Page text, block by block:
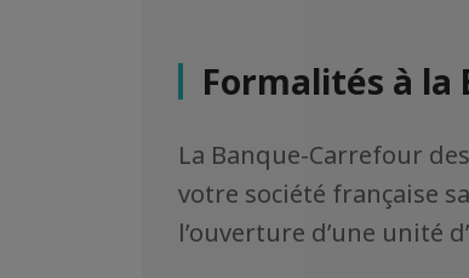
Formalités à la
La Banque-Carrefour
votre société française
l’ouverture d’une unité